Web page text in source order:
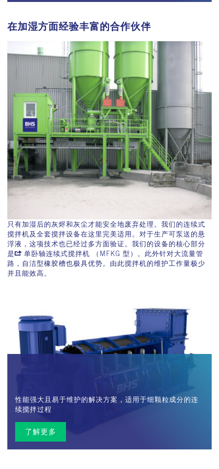
在加湿方面经验丰富的合作伙伴
只有加湿后的灰烬和灰尘才能安全地废弃处理。我们的连续式
搅拌机及全套搅拌设备在这里完美适用。对于生产可泵送的悬
浮液，这项技术也已经过多方面验证。我们的设备的核心部分
是
单卧轴连续式搅拌机 （MFKG 型）
。此外针对大流量管
路，自洁型橡胶槽也极具优势。由此搅拌机的维护工作量极少
并且能效高。
单卧轴连续式搅拌机 (MFKG)
性能强大且易于维护的解决方案，适用于细颗粒成分的连
续搅拌过程
了解更多